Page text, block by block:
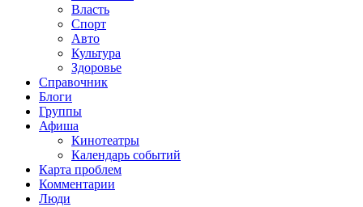
Власть
Спорт
Авто
Культура
Здоровье
Справочник
Блоги
Группы
Афиша
Кинотеатры
Календарь событий
Карта проблем
Комментарии
Люди